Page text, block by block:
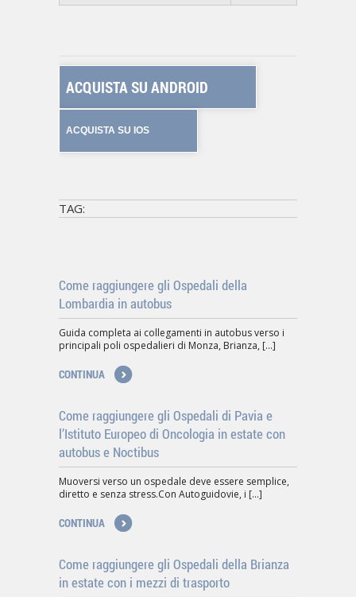
ACQUISTA SU ANDROID
ACQUISTA SU IOS
TAG:
Come raggiungere gli Ospedali della
Lombardia in autobus
Guida completa ai collegamenti in autobus verso i
principali poli ospedalieri di Monza, Brianza, [...]
CONTINUA
Come raggiungere gli Ospedali di Pavia e
l’Istituto Europeo di Oncologia in estate con
autobus e Noctibus
Muoversi verso un ospedale deve essere semplice,
diretto e senza stress.Con Autoguidovie, i [...]
CONTINUA
Come raggiungere gli Ospedali della Brianza
in estate con i mezzi di trasporto